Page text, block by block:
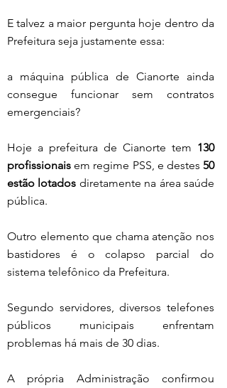
E talvez a maior pergunta hoje dentro da
Prefeitura seja justamente essa:
a máquina pública de Cianorte ainda
consegue funcionar sem contratos
emergenciais?
Hoje a prefeitura de Cianorte tem 130
profissionais em regime PSS, e destes 50
estão lotados diretamente na área saúde
pública.
Outro elemento que chama atenção nos
bastidores é o colapso parcial do
sistema telefônico da Prefeitura.
Segundo servidores, diversos telefones
públicos municipais enfrentam
problemas há mais de 30 dias.
A própria Administração confirmou